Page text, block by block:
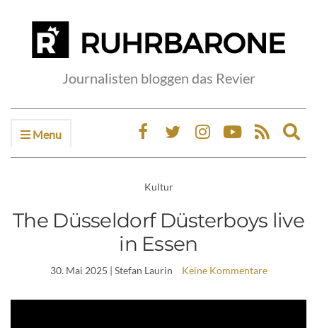
Journalisten bloggen das Revier
Menu
Kultur
The Düsseldorf Düsterboys live
in Essen
30. Mai 2025 | Stefan Laurin Keine Kommentare